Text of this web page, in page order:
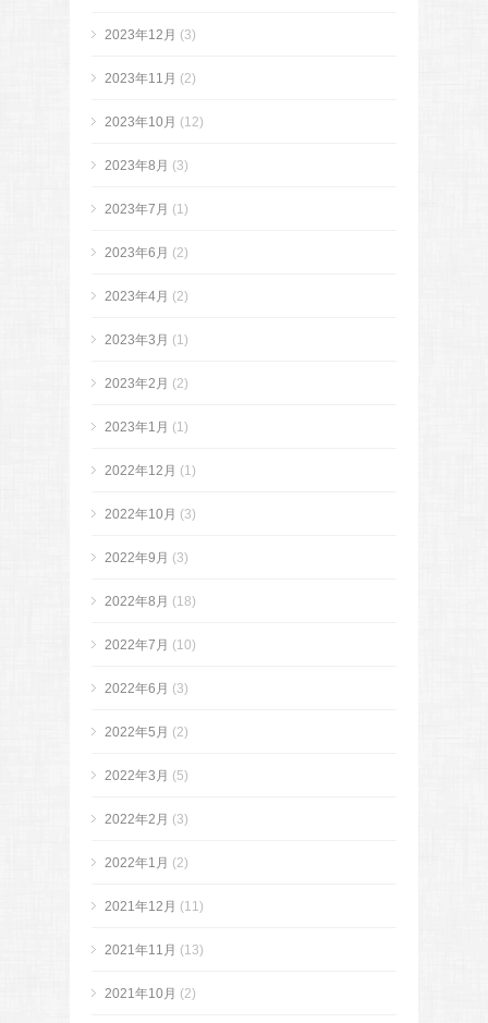
2023年12月 (3)
2023年11月 (2)
2023年10月 (12)
2023年8月 (3)
2023年7月 (1)
2023年6月 (2)
2023年4月 (2)
2023年3月 (1)
2023年2月 (2)
2023年1月 (1)
2022年12月 (1)
2022年10月 (3)
2022年9月 (3)
2022年8月 (18)
2022年7月 (10)
2022年6月 (3)
2022年5月 (2)
2022年3月 (5)
2022年2月 (3)
2022年1月 (2)
2021年12月 (11)
2021年11月 (13)
2021年10月 (2)